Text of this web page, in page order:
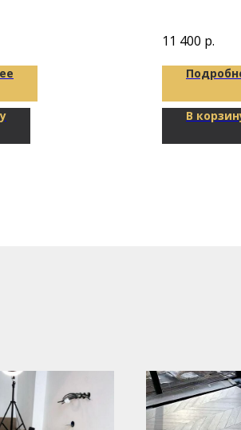
11 400 р.
В